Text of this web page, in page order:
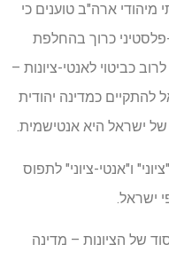
מיהודי ארה"ב טוענים כי
כרוך בהחלפת
כביטוי לאנטי-ציונות –
כמדינה יהודית
של ישראל היא אנטישמית.
ו"אנטי-ציוני" לתפוס
ישראל.
של הציונות – מדינה